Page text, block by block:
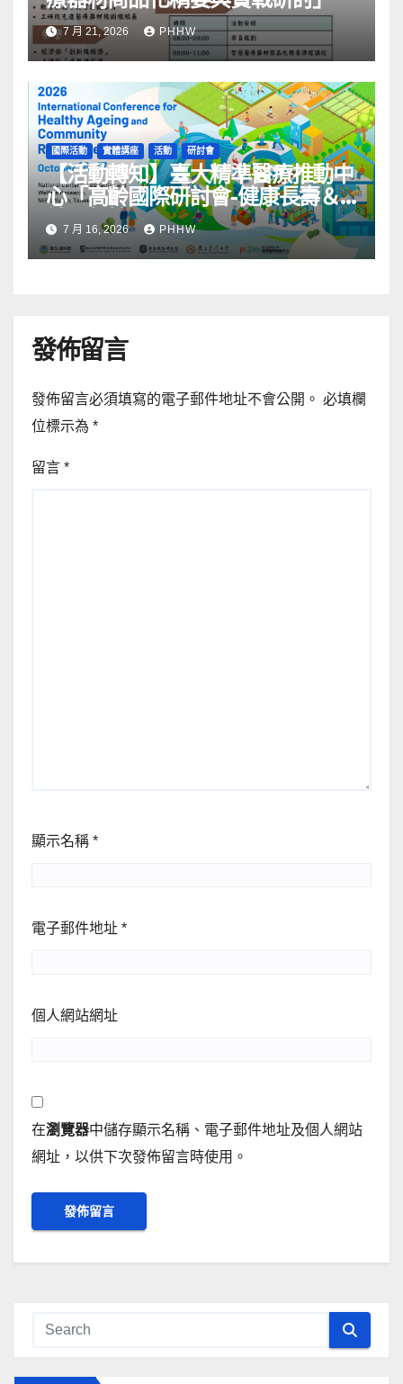
7 月 21, 2026 PHHW
國際活動 實體講座 活動 研討會
【活動轉知】臺大精準醫療推動中
心「高齡國際研討會-健康長壽＆
社區韌性」
7 月 16, 2026 PHHW
發佈留言
發佈留言必須填寫的電子郵件地址不會公開。 必填欄
位標示為 *
留言 *
顯示名稱 *
電子郵件地址 *
個人網站網址
在瀏覽器中儲存顯示名稱、電子郵件地址及個人網站
網址，以供下次發佈留言時使用。